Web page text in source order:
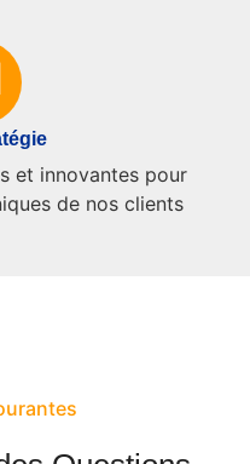
et innovantes pour
de nos clients